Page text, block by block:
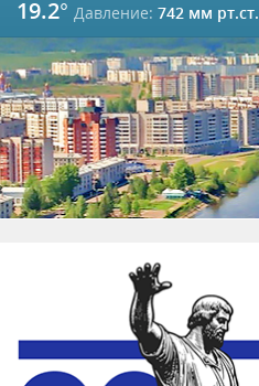
19.2° Давление: 742 мм рт.ст.